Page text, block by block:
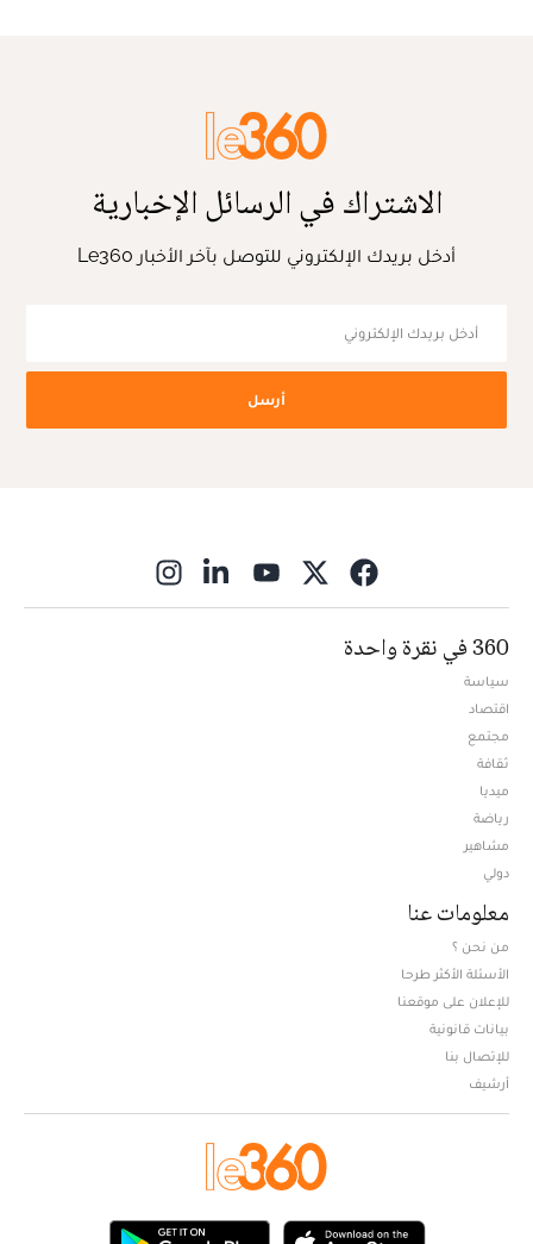
الاشتراك في الرسائل الإخبارية
أدخل بريدك الإلكتروني للتوصل بآخر الأخبار Le360
أرسل
360 في نقرة واحدة
سياسة
اقتصاد
مجتمع
ثقافة
ميديا
رياضة
مشاهير
دولي
معلومات عنا
من نحن ؟
الأسئلة الأكثر طرحا
للإعلان على موقعنا
بيانات قانونية
للإتصال بنا
أرشيف